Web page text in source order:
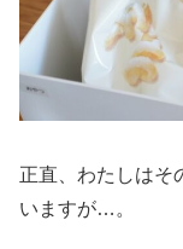
正直、わたしはそ
いますが…。